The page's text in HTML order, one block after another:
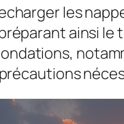
les
ainsi